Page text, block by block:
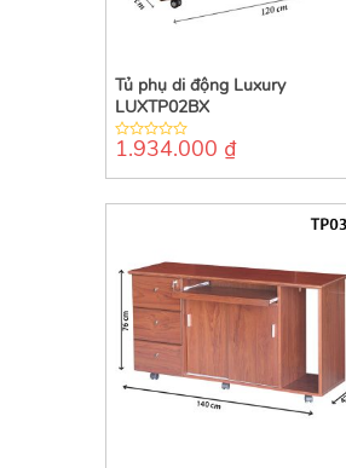
Tủ phụ di động Luxury
LUXTP02BX
0
of
1.934.000 ₫